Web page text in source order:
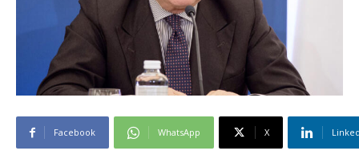
Facebook WhatsApp X